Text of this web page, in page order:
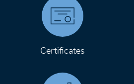
Certificates